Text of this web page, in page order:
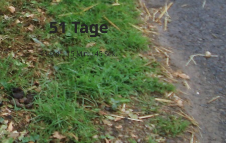
51 Tage
13Std. : 15 Min. : 45 Sek.